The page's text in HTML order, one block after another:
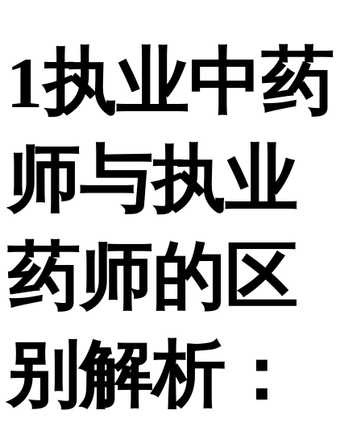
1执业中药
师与执业
药师的区
别解析：